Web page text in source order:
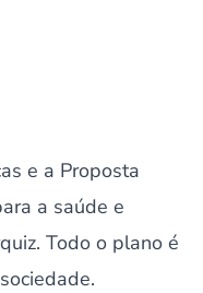
e a Proposta
a saúde e
Todo o plano é